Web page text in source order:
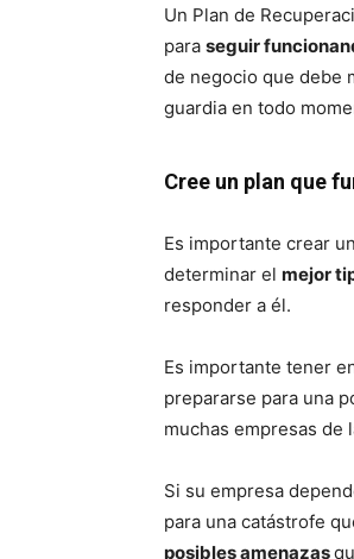
Un Plan de
para seguir
de negocio que debe
guardia en todo
Cree un plan que
Es importante crear
determinar el mejor
responder a él.
Es importante tener
prepararse para una
muchas empresas de
Si su empresa
para una catástrofe
posibles amenazas